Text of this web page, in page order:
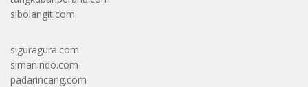
sibolangit.com
siguragura.com
simanindo.com
padarincang.com